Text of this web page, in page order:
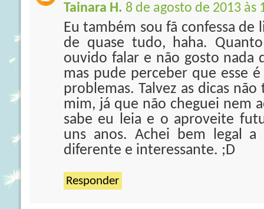
Tainara H. 8 de agosto de 2013 às
Eu também sou fã confessa de
de quase tudo, haha.
ouvido falar e não gosto nada
mas pude perceber que esse
problemas. Talvez as dicas
mim, já que não cheguei nem
sabe eu leia e o aproveite
uns anos. Achei bem legal a
diferente e interessante. ;D
Responder